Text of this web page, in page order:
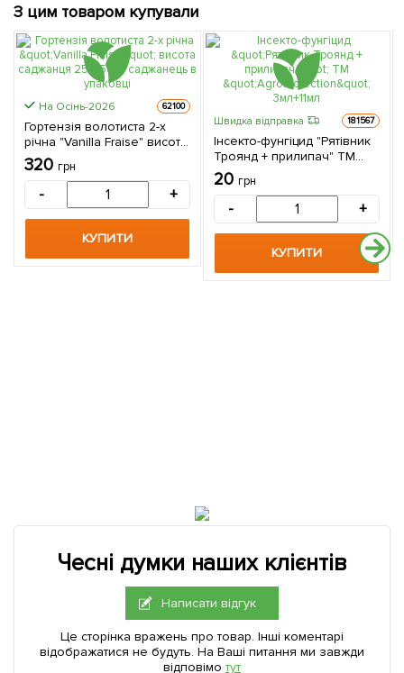
З цим товаром купували
На Осінь-2026 62100
Гортензія волотиста 2-х
річна "Vanilla Fraise" висота
саджанця 25-45см 1
саджанець в упаковці
320 грн
- +
КУПИТИ
Швидка відправка 181567
Інсекто-фунгіцид "Рятівник
Троянд + прилипач" ТМ
"AgroProtection" 3мл+11мл
20 грн
- +
КУПИТИ
Чесні думки наших клієнтів
Написати відгук
Це сторінка вражень про товар. Інші коментарі
відображатися не будуть. На Ваші питання ми завжди
відповімо тут